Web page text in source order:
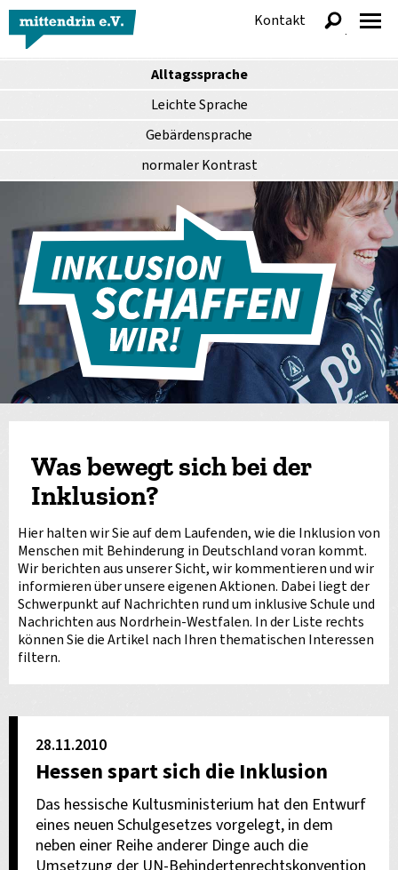
Alltagssprache
Leichte Sprache
Gebärdensprache
normalerKontrast
Kontakt
anzeigen
Was bewegt sich bei der
Inklusion?
Hier halten wir Sie auf dem Laufenden, wie die Inklusion von
Menschen mit Behinderung in Deutschland voran kommt.
Wir berichten aus unserer Sicht, wir kommentieren und wir
informieren über unsere eigenen Aktionen. Dabei liegt der
Schwerpunkt auf Nachrichten rund um inklusive Schule und
Nachrichten aus Nordrhein-Westfalen. In der Liste rechts
können Sie die Artikel nach Ihren thematischen Interessen
filtern.
28.11.2010
Hessen spart sich die Inklusion
Das hessische Kultusministerium hat den Entwurf
eines neuen Schulgesetzes vorgelegt, in dem
neben einer Reihe anderer Dinge auch die